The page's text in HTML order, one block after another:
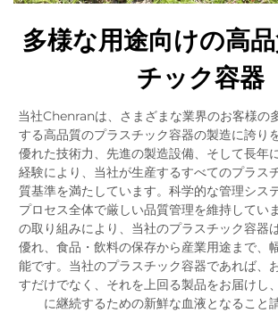
多様な用途向けの高
チック容器
当社Chenranは、さまざまな業界のお客様の
する高品質のプラスチック容器の製造に誇り
優れた技術力、先進の製造設備、そして長年
経験により、当社が生産するすべてのプラス
質基準を満たしています。科学的な管理シス
プロセス全体で厳しい品質管理を維持してい
の取り組みにより、当社のプラスチック容器
優れ、食品・飲料の保存から産業用途まで、
能です。当社のプラスチック容器であれば、
すだけでなく、それを上回る製品をお届けし
に継続するための新鮮な血液となること